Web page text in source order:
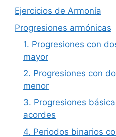
Ejercicios de Armonía
Progresiones armónicas
1. Progresiones con
mayor
2. Progresiones con
menor
3. Progresiones
acordes
4. Periodos binarios